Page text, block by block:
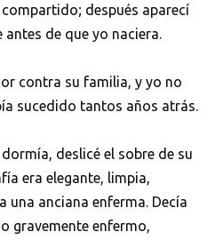
después aparecí
de que yo naciera.
contra su familia, y yo no
sucedido tantos años atrás.
deslicé el sobre de su
era elegante, limpia,
una anciana enferma. Decía
gravemente enfermo,